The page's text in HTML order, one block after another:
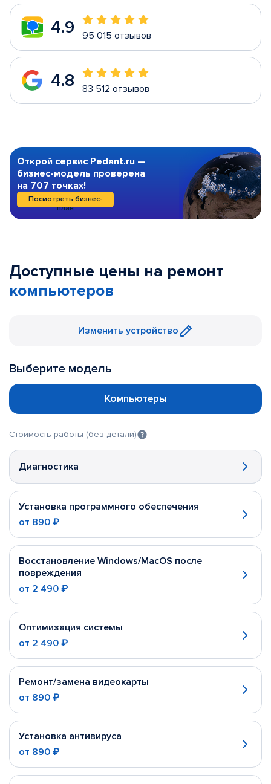
4.9 95 015 отзывов
4.8 83 512 отзывов
Открой сервис Pedant.ru —
бизнес-модель проверена
на 707 точках!
Посмотреть бизнес-
план
Доступные цены на ремонт
компьютеров
Изменить устройство
Выберите модель
Компьютеры
Стоимость работы (без детали)
Диагностика
Установка программного обеспечения
от 890 ₽
Восстановление Windows/MacOS после
повреждения
от 2 490 ₽
Оптимизация системы
от 2 490 ₽
Ремонт/замена видеокарты
от 890 ₽
Установка антивируса
от 890 ₽